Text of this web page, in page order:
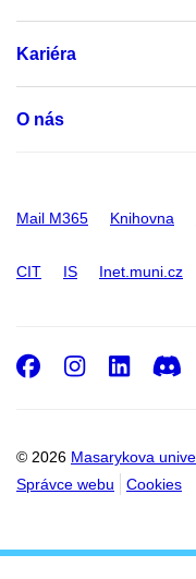
Kariéra
O nás
Mail M365 Knihovna
CIT IS Inet.muni.cz
© 2026 Masarykova
Správce webu
Cookies
Facebook